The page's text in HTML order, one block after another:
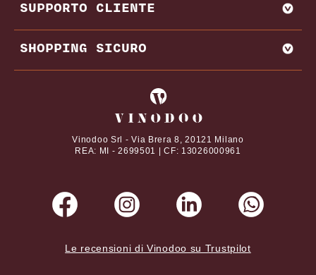
BRUNELLO DI MONTALCINO
CHIANTI
MIGLIORI PRODUTTORI E CANTINE FRANCIA
REGIONI VINICOLE
VITIGNI
DAL NOSTRO MAGAZINE
SUPPORTO CLIENTE
CONTATTI
DOMANDE FREQUENTI
TERMINI E CONDIZIONI
SHOPPING SICURO
I tuoi pagamenti online con
Vinodoo Srl - Via Brera 8, 20121 Milano
REA: MI - 2699501 | CF: 13026000961
Le recensioni di Vinodoo su Trustpilot